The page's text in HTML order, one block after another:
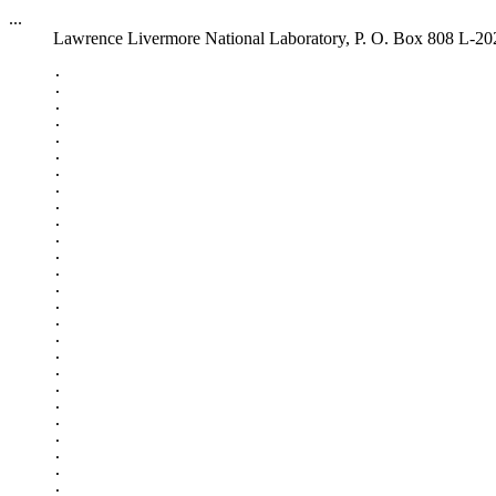
...
Lawrence Livermore National Laboratory, P. O. Box 808 L-
.
.
.
.
.
.
.
.
.
.
.
.
.
.
.
.
.
.
.
.
.
.
.
.
.
.